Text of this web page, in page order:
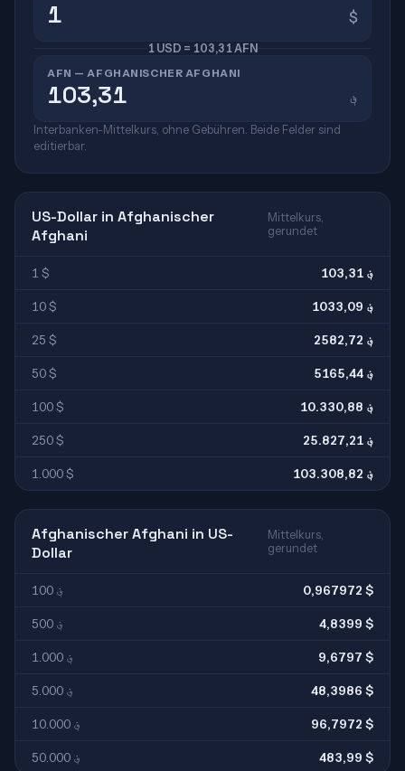
$
1 USD = 103,31 AFN
AFN — AFGHANISCHER AFGHANI
؋
Interbanken-Mittelkurs, ohne Gebühren. Beide Felder sind
editierbar.
US-Dollar in Afghanischer
Afghani
Mittelkurs,
gerundet
1 $ 103,31 ؋
10 $ 1033,09 ؋
25 $ 2582,72 ؋
50 $ 5165,44 ؋
100 $ 10.330,88 ؋
250 $ 25.827,21 ؋
1.000 $ 103.308,82 ؋
Afghanischer Afghani in US-
Dollar
Mittelkurs,
gerundet
100 ؋ 0,967972 $
500 ؋ 4,8399 $
1.000 ؋ 9,6797 $
5.000 ؋ 48,3986 $
10.000 ؋ 96,7972 $
50.000 ؋ 483,99 $